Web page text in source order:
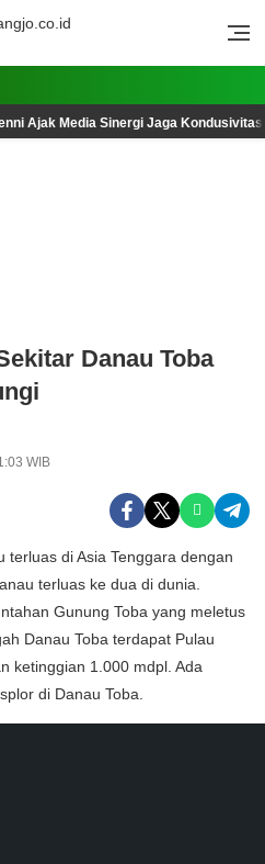
Ajak Media Sinergi Jaga
Danau Toba
WIB
terluas di Asia Tenggara dengan
terluas ke dua di dunia.
Gunung Toba yang meletus
Danau Toba terdapat Pulau
ketinggian 1.000 mdpl. Ada
di Danau Toba.